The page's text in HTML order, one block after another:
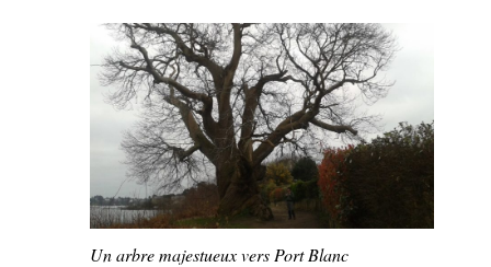
Un arbre majestueux vers Port Blanc